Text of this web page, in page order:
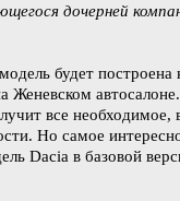
дочерней
будет построена
Женевском
все необходимое,
Но самое
Dacia в базовой